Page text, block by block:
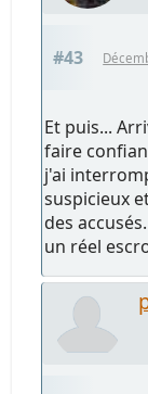
#43
Et puis...
faire
j'ai
suspicieux
des
un réel